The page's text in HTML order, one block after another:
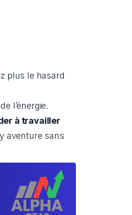
plus le hasard
l’énergie.
à travailler
aventure sans